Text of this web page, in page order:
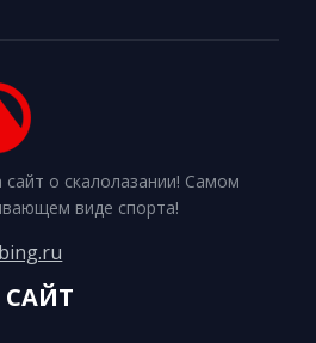
о скалолазании! Самом
виде спорта!